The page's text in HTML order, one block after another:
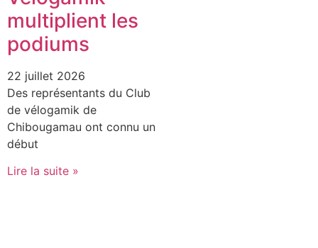
multiplient les
podiums
22 juillet 2026
Des représentants du Club
de vélogamik de
Chibougamau ont connu un
début
Lire la suite »